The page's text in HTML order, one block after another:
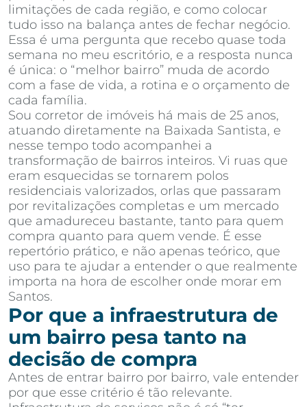
limitações de cada região, e como colocar
tudo isso na balança antes de fechar negócio.
Essa é uma pergunta que recebo quase toda
semana no meu escritório, e a resposta nunca
é única: o “melhor bairro” muda de acordo
com a fase de vida, a rotina e o orçamento de
cada família.
Sou corretor de imóveis há mais de 25 anos,
atuando diretamente na Baixada Santista, e
nesse tempo todo acompanhei a
transformação de bairros inteiros. Vi ruas que
eram esquecidas se tornarem polos
residenciais valorizados, orlas que passaram
por revitalizações completas e um mercado
que amadureceu bastante, tanto para quem
compra quanto para quem vende. É esse
repertório prático, e não apenas teórico, que
uso para te ajudar a entender o que realmente
importa na hora de escolher onde morar em
Santos.
Por que a infraestrutura de
um bairro pesa tanto na
decisão de compra
Antes de entrar bairro por bairro, vale entender
por que esse critério é tão relevante.